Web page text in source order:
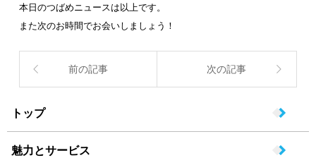
本日のつばめニュースは以上です。
また次のお時間でお会いしましょう！
前の記事 次の記事
トップ
魅力とサービス